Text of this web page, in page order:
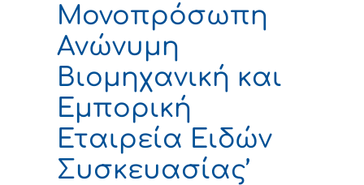
Μονοπρόσωπη
Ανώνυμη
Βιομηχανική και
Εμπορική
Εταιρεία Ειδών
Συσκευασίας’